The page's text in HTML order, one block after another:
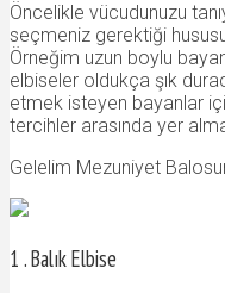
Öncelikle vücudunuzu
seçmeniz gerektiği
Örneğim uzun boylu
elbiseler oldukça şık
etmek isteyen bayanlar
tercihler arasında yer
Gelelim Mezuniyet
1 . Balık Elbise